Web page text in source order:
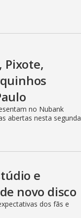
Pixote,
no Nubank
abertas nesta segunda
e
novo disco
dos fãs e